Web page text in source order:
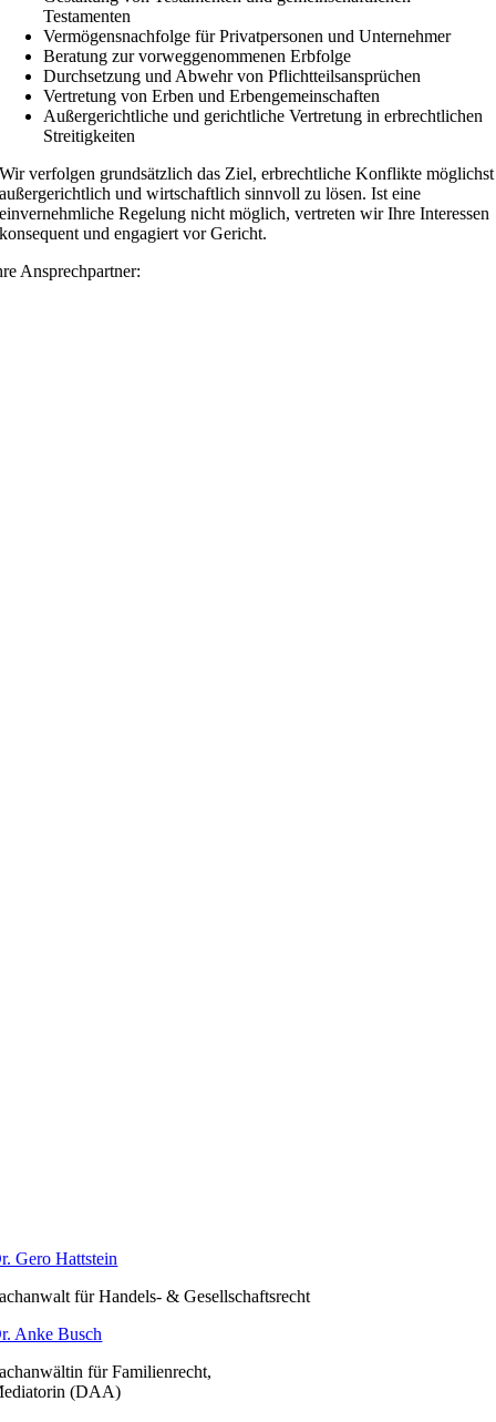
Testamenten
Vermögensnachfolge für Privatpersonen und Unternehmer
Beratung zur vorweggenommenen Erbfolge
Durchsetzung und Abwehr von Pflichtteilsansprüchen
Vertretung von Erben und Erbengemeinschaften
Außergerichtliche und gerichtliche Vertretung in erbrechtlichen
Streitigkeiten
Wir verfolgen grundsätzlich das Ziel, erbrechtliche Konflikte möglichst
außergerichtlich und wirtschaftlich sinnvoll zu lösen. Ist eine
einvernehmliche Regelung nicht möglich, vertreten wir Ihre Interessen
konsequent und engagiert vor Gericht.
Ansprechpartner:
Gero Hattstein
für Handels- & Gesellschaftsrecht
Anke Busch
für Familienrecht,
(DAA)